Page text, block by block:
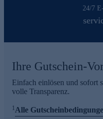
24/7
Ihre Gutschein-
Einfach einlösen und sofort
volle Transparenz.
1Alle